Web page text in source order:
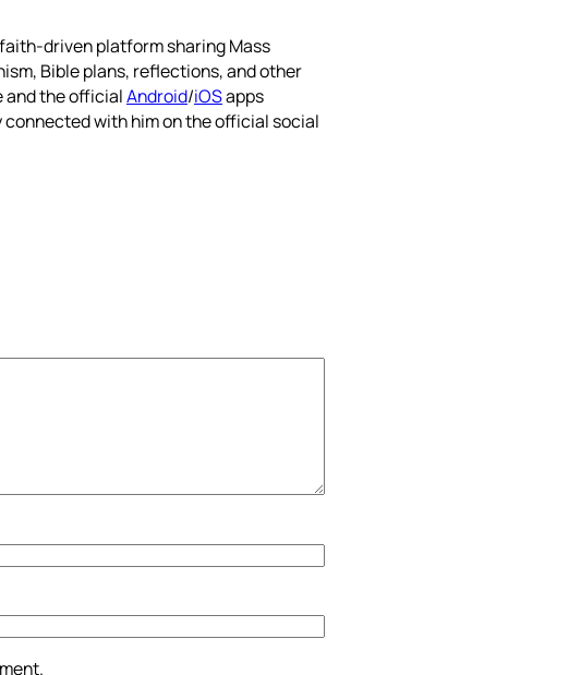
driven platform sharing Mass
Bible plans, reflections, and other
and the officialAndroid/iOSapps
connected with him on the official social